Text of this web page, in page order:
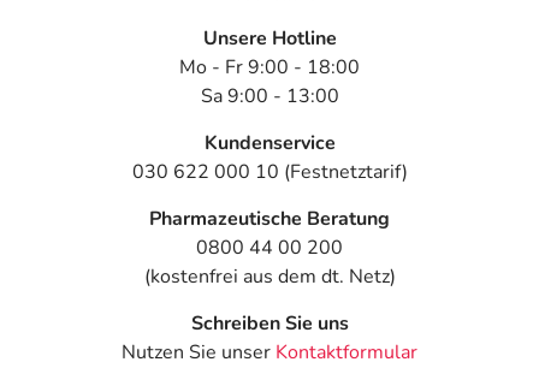
Unsere Hotline
Mo - Fr 9:00 - 18:00
Sa 9:00 - 13:00
Kundenservice
030 622 000 10 (Festnetztarif)
Pharmazeutische Beratung
0800 44 00 200
(kostenfrei aus dem dt. Netz)
Schreiben Sie uns
Nutzen Sie unser Kontaktformular